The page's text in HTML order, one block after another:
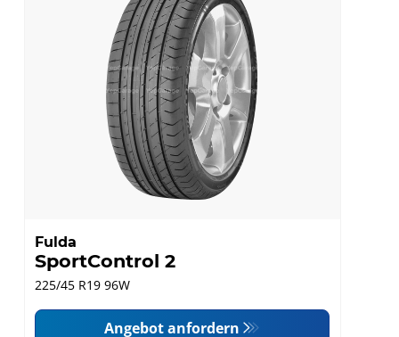
Fulda
SportControl 2
225/45 R19 96W
Angebot anfordern